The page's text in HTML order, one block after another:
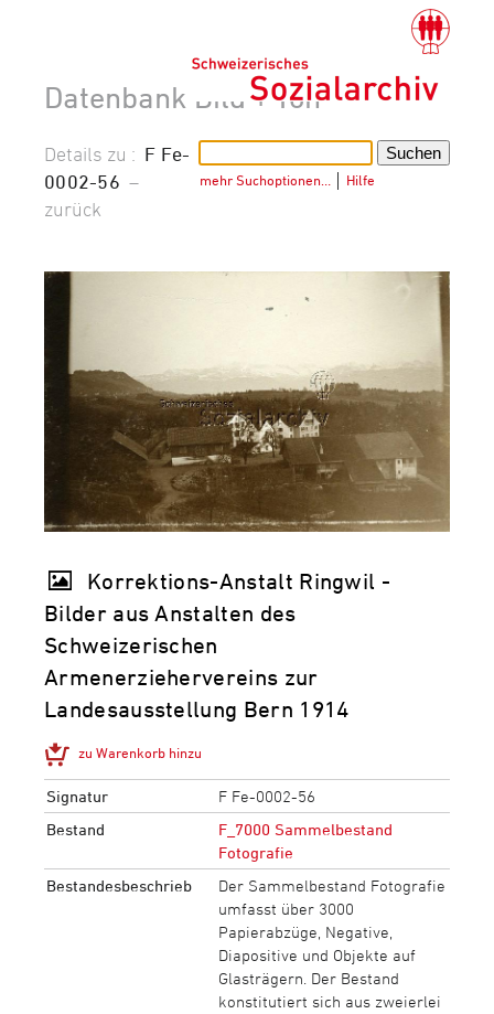
Datenbank Bild + Ton
mehr Suchoptionen… Hilfe
Details zu : F Fe-
0002-56 –
zurück
Korrektions-Anstalt Ringwil -
Bilder aus Anstalten des
Schweizerischen
Armenerziehervereins zur
Landesausstellung Bern 1914
zu Warenkorb hinzu
Signatur
F Fe-0002-56
Bestand
F_7000 Sammelbestand
Fotografie
Bestandesbeschrieb
Der Sammelbestand Fotografie
umfasst über 3000
Papierabzüge, Negative,
Diapositive und Objekte auf
Glasträgern. Der Bestand
konstitutiert sich aus zweierlei